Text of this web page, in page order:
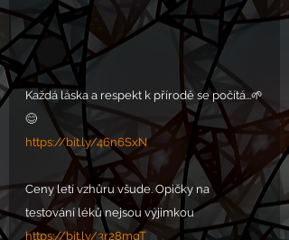
Každá láska a respekt k přírodě se počítá...🌱
😊
https://bit.ly/46n6SxN
Ceny letí vzhůru všude. Opičky na
testování léků nejsou výjimkou
https://bit.ly/3r28mgT